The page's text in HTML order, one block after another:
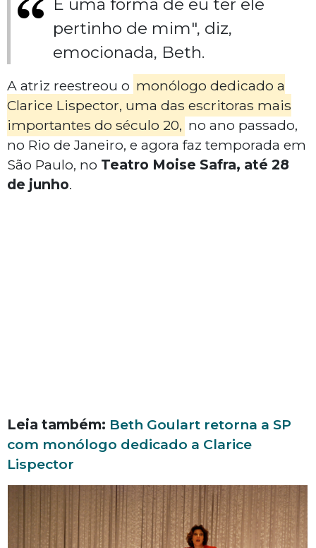
É uma forma de eu ter ele
pertinho de mim", diz,
emocionada, Beth.
A atriz reestreou o monólogo dedicado a
Clarice Lispector, uma das escritoras mais
importantes do século 20, no ano passado,
no Rio de Janeiro, e agora faz temporada em
São Paulo, no Teatro Moise Safra, até 28
de junho.
Leia também: Beth Goulart retorna a SP
com monólogo dedicado a Clarice
Lispector